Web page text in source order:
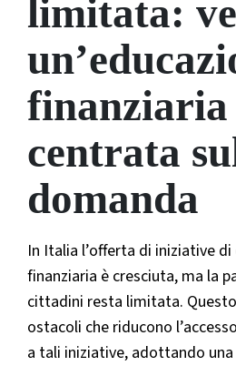
limitata:
finanziaria
centrata
domanda
In Italia l’offerta di iniziative
finanziaria è cresciuta, ma la
cittadini resta limitata.
ostacoli che riducono
a tali iniziative, adottando